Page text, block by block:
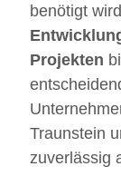
benötigt
Projekten
Traunstein
zuverlässig